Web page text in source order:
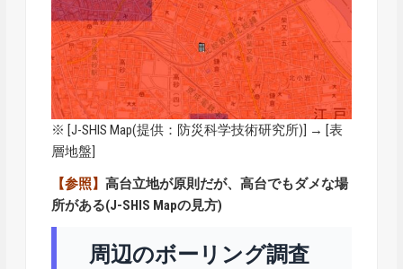
※ [J-SHIS Map(提供：防災科学技術研究所)] → [表
層地盤]
【参照】高台立地が原則だが、高台でもダメな場
所がある(J-SHIS Mapの見方)
周辺のボーリング調査